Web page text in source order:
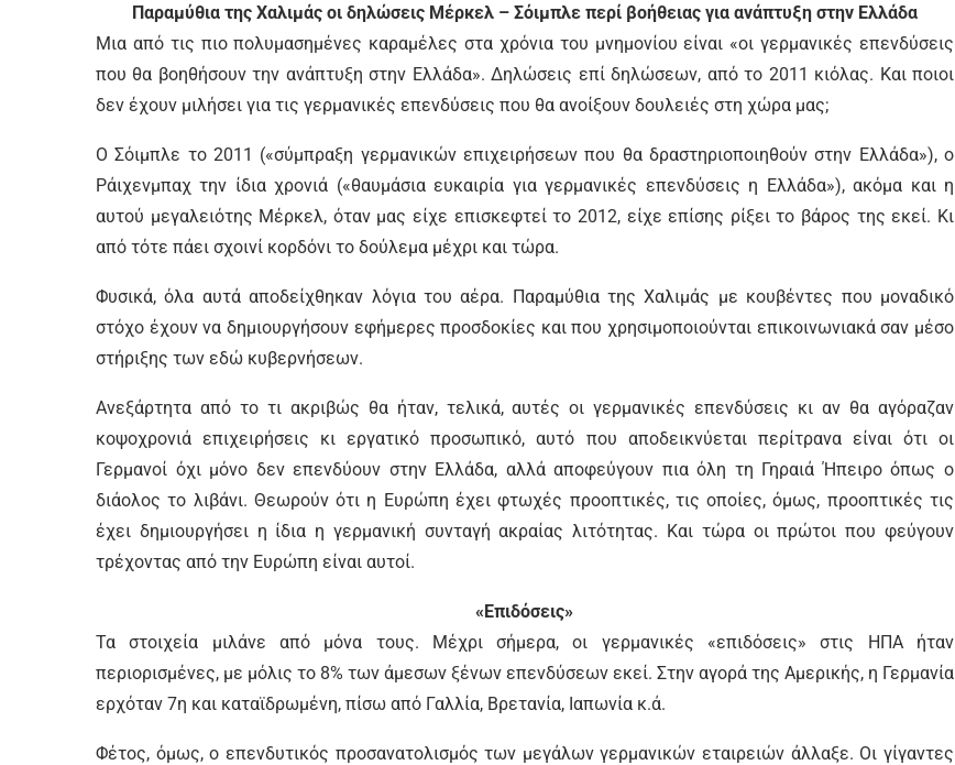
Παραμύθια της Χαλιμάς οι δηλώσεις Μέρκελ – Σόιμπλε περί βοήθειας για ανάπτυξη στην Ελλάδα
Μια από τις πιο πολυμασημένες καραμέλες στα χρόνια του μνημονίου είναι «οι γερμανικές επενδύσεις
που θα βοηθήσουν την ανάπτυξη στην Ελλάδα». Δηλώσεις επί δηλώσεων, από το 2011 κιόλας. Και ποιοι
δεν έχουν μιλήσει για τις γερμανικές επενδύσεις που θα ανοίξουν δουλειές στη χώρα μας;
Ο Σόιμπλε το 2011 («σύμπραξη γερμανικών επιχειρήσεων που θα δραστηριοποιηθούν στην Ελλάδα»), ο
Ράιχενμπαχ την ίδια χρονιά («θαυμάσια ευκαιρία για γερμανικές επενδύσεις η Ελλάδα»), ακόμα και η
αυτού μεγαλειότης Μέρκελ, όταν μας είχε επισκεφτεί το 2012, είχε επίσης ρίξει το βάρος της εκεί. Κι
από τότε πάει σχοινί κορδόνι το δούλεμα μέχρι και τώρα.
Φυσικά, όλα αυτά αποδείχθηκαν λόγια του αέρα. Παραμύθια της Χαλιμάς με κουβέντες που μοναδικό
στόχο έχουν να δημιουργήσουν εφήμερες προσδοκίες και που χρησιμοποιούνται επικοινωνιακά σαν μέσο
στήριξης των εδώ κυβερνήσεων.
Ανεξάρτητα από το τι ακριβώς θα ήταν, τελικά, αυτές οι γερμανικές επενδύσεις κι αν θα αγόραζαν
κοψοχρονιά επιχειρήσεις κι εργατικό προσωπικό, αυτό που αποδεικνύεται περίτρανα είναι ότι οι
Γερμανοί όχι μόνο δεν επενδύουν στην Ελλάδα, αλλά αποφεύγουν πια όλη τη Γηραιά Ήπειρο όπως ο
διάολος το λιβάνι. Θεωρούν ότι η Ευρώπη έχει φτωχές προοπτικές, τις οποίες, όμως, προοπτικές τις
έχει δημιουργήσει η ίδια η γερμανική συνταγή ακραίας λιτότητας. Και τώρα οι πρώτοι που φεύγουν
τρέχοντας από την Ευρώπη είναι αυτοί.
«Επιδόσεις»
Τα στοιχεία μιλάνε από μόνα τους. Μέχρι σήμερα, οι γερμανικές «επιδόσεις» στις ΗΠΑ ήταν
περιορισμένες, με μόλις το 8% των άμεσων ξένων επενδύσεων εκεί. Στην αγορά της Αμερικής, η Γερμανία
ερχόταν 7η και καταϊδρωμένη, πίσω από Γαλλία, Βρετανία, Ιαπωνία κ.ά.
Φέτος, όμως, ο επενδυτικός προσανατολισμός των μεγάλων γερμανικών εταιρειών άλλαξε. Οι γίγαντες